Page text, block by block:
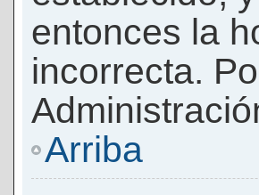
entonces la
incorrecta.
Arriba